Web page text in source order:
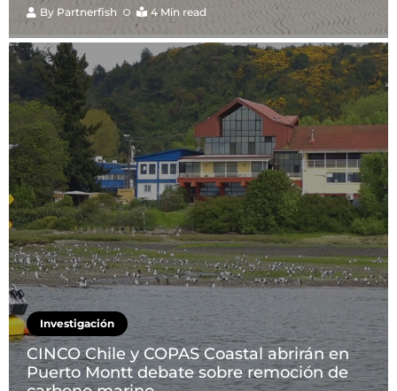
By Partnerfish 4 Min read
Investigación
CINCO Chile y COPAS Coastal abrirán en
Puerto Montt debate sobre remoción de